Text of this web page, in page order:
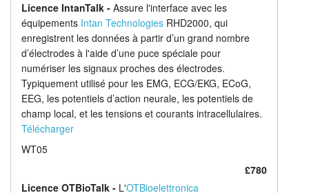
Licence IntanTalk - Assure l'interface avec les
équipements Intan TechnologiesRHD2000, qui
enregistrent les données à partir d’un grand nombre
d’électrodes à l'aide d’une puce spéciale pour
numériser les signaux proches des électrodes.
Typiquement utilisé pour les EMG, ECG/EKG, ECoG,
EEG, les potentiels d’action neurale, les potentiels de
champ local, et les tensions et courants intracellulaires.
Télécharger
WT05
£780
Licence OTBioTalk - L'OTBioelettronica